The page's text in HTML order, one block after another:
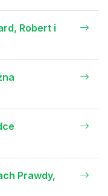
Robert i
Prawdy,